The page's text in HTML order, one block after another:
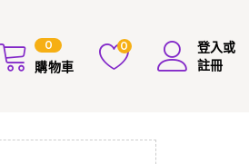
0
購物車
0
登入或
註冊